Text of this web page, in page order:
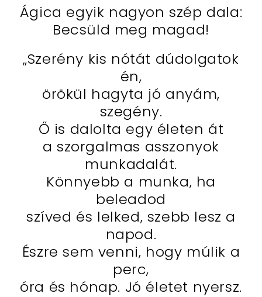
Ágica egyik nagyon szép dala:
Becsüld meg magad!
„Szerény kis nótát dúdolgatok
én,
örökül hagyta jó anyám,
szegény.
Ő is dalolta egy életen át
a szorgalmas asszonyok
munkadalát.
Könnyebb a munka, ha
beleadod
szíved és lelked, szebb lesz a
napod.
Észre sem venni, hogy múlik a
perc,
óra és hónap. Jó életet nyersz.